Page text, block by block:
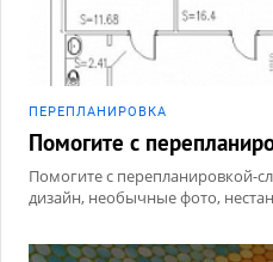
ПЕРЕПЛАНИРОВКА
Помогите с
Помогите с перепланировкой-
дизайн, необычные фото,